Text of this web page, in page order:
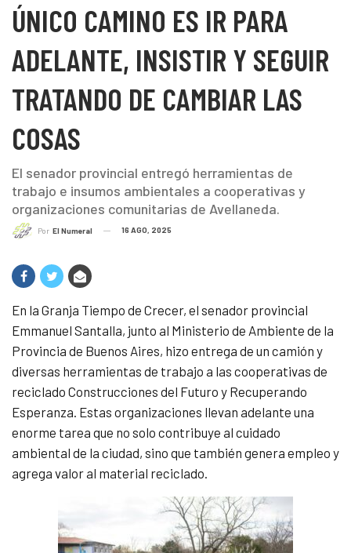
ÚNICO CAMINO ES IR PARA
ADELANTE, INSISTIR Y SEGUIR
TRATANDO DE CAMBIAR LAS
COSAS
El senador provincial entregó herramientas de
trabajo e insumos ambientales a cooperativas y
organizaciones comunitarias de Avellaneda.
Por El Numeral 16 AGO, 2025
En la Granja Tiempo de Crecer, el senador provincial
Emmanuel Santalla, junto al Ministerio de Ambiente de la
Provincia de Buenos Aires, hizo entrega de un camión y
diversas herramientas de trabajo a las cooperativas de
reciclado Construcciones del Futuro y Recuperando
Esperanza. Estas organizaciones llevan adelante una
enorme tarea que no solo contribuye al cuidado
ambiental de la ciudad, sino que también genera empleo y
agrega valor al material reciclado.